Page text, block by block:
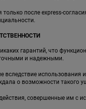
после express-
гарантий, что
и надежными.
о возможности такого
совершенные им с